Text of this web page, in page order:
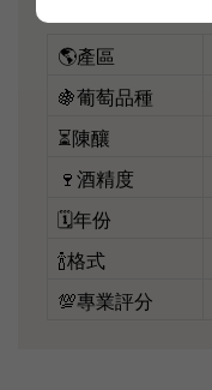
🌎產區
🍇葡萄品種
⏳陳釀
🍷酒精度
🗓️年份
🍾格式
💯專業評分